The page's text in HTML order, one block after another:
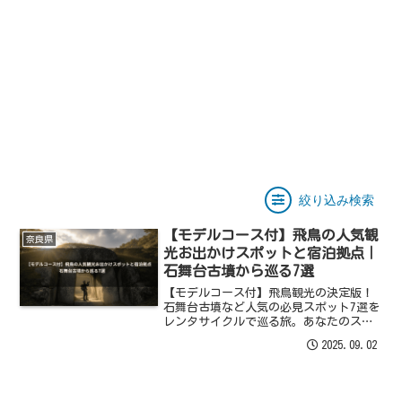
絞り込み検索
奈良県
【モデルコース付】飛鳥の人気観
光お出かけスポットと宿泊拠点｜
石舞台古墳から巡る7選
【モデルコース付】飛鳥観光の決定版！
石舞台古墳など人気の必見スポット7選を
レンタサイクルで巡る旅。あなたのスタ
選び方から、おすすめのランチまで、明
2025.09.02